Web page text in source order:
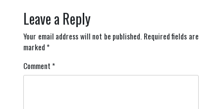
Leave a Reply
Your email address will not be published. Required fields are
marked *
Comment *